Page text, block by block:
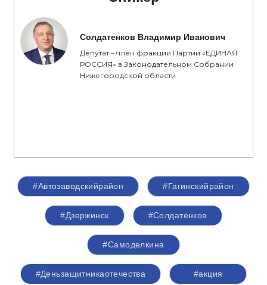
Солдатенков Владимир Иванович
Депутат – член фракции Партии «ЕДИНАЯ
РОССИЯ» в Законодательном Собрании
Нижегородской области
#Автозаводскийрайон #Гагинскийрайон
#Дзержинск #Солдатенков
#Самоделкина
#Деньзащитникаотечества #акция